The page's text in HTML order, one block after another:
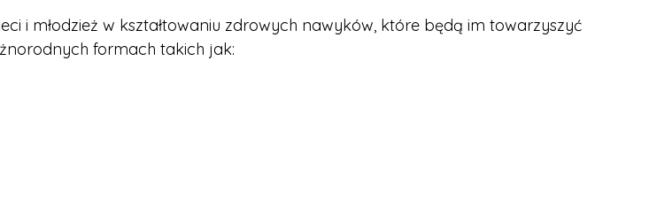
i młodzież w kształtowaniu zdrowych nawyków, które będą im towarzyszyć
formach takich jak: